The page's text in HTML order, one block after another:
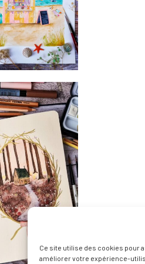
Ce site utilise des cookies pour
améliorer votre expérience-